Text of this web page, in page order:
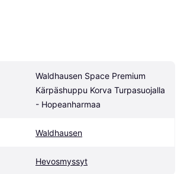
Waldhausen Space Premium
Kärpäshuppu Korva Turpasuojalla
- Hopeanharmaa
Waldhausen
Hevosmyssyt